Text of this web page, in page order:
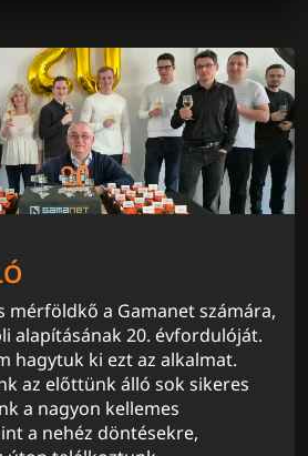
mérföldkő a Gamanet számára,
alapításának 20. évfordulóját.
hagytuk ki ezt az alkalmat.
az előttünk álló sok sikeres
a nagyon kellemes
a nehéz döntésekre,